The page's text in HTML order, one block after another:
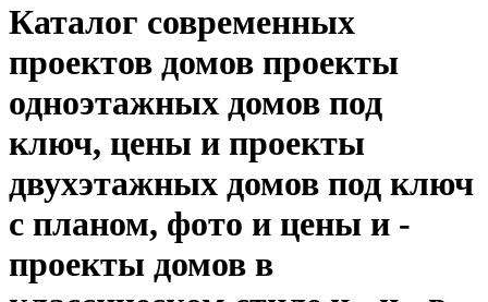
Каталог современных
проектов домов проекты
одноэтажных домов под
ключ, цены и проекты
двухэтажных домов под ключ
с планом, фото и цены и -
проекты домов в